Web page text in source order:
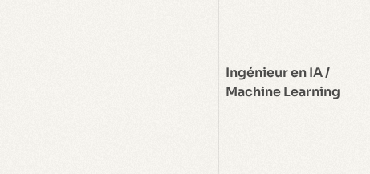
Ingénieur en IA /
Machine Learning